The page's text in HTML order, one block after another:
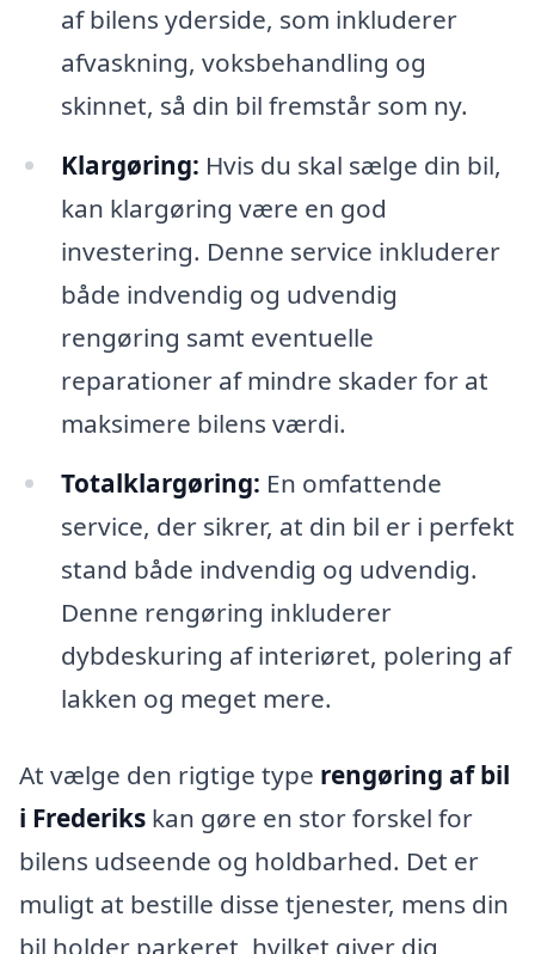
af bilens yderside, som inkluderer
afvaskning, voksbehandling og
skinnet, så din bil fremstår som ny.
Klargøring: Hvis du skal sælge din bil,
kan klargøring være en god
investering. Denne service inkluderer
både indvendig og udvendig
rengøring samt eventuelle
reparationer af mindre skader for at
maksimere bilens værdi.
Totalklargøring: En omfattende
service, der sikrer, at din bil er i perfekt
stand både indvendig og udvendig.
Denne rengøring inkluderer
dybdeskuring af interiøret, polering af
lakken og meget mere.
At vælge den rigtige type rengøring af bil
i Frederiks kan gøre en stor forskel for
bilens udseende og holdbarhed. Det er
muligt at bestille disse tjenester, mens din
bil holder parkeret, hvilket giver dig